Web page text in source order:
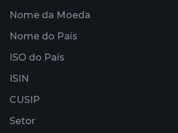
Nome da Moeda
Nome do País
ISO do País
ISIN
CUSIP
Setor